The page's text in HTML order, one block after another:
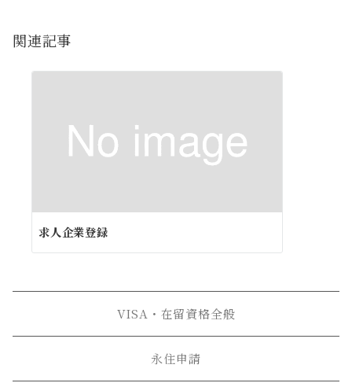
ー
関連記事
求人企業登録
VISA・在留資格全般
永住申請